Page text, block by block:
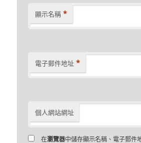
顯示名稱 *
電子郵件地址 *
個人網站網址
在瀏覽器中儲存顯示名稱、電子郵件